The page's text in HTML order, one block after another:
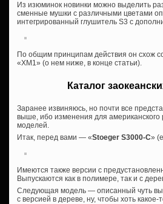
Из изюминок новинки можно выделить
сменные мушки с различными цветами
интегрированный глушитель S3 с
По общим принципам действия он схож
«XM1» (о нем ниже, в конце статьи).
Каталог
Заранее извиняюсь, но почти все
выше, ибо изменения для американского
моделей.
Итак, перед вами — «Stoeger S3000-C»
Имеются также версии с
Выпускаются как в полимере, так и с
Следующая модель — описанный чуть
с версией в дереве, ну, чтобы хоть